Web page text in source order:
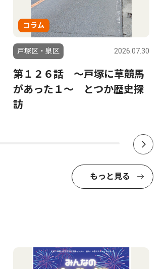
コラム
戸塚区・泉区 2026.07.30
第１２６話 〜戸塚に草競馬
があった１〜 とつか歴史探
訪
もっと見る